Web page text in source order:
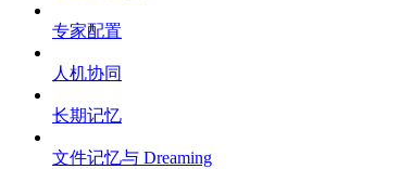
专家配置
人机协同
长期记忆
文件记忆与 Dreaming